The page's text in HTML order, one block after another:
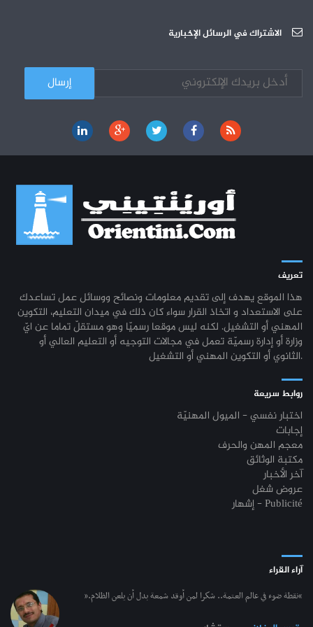
03-10 الجامعة العربية للعلوم : دورة تكوينية
الاشتراك في الرسائل الإخبارية
تعريف
هذا الموقع يهدف إلى تقديم معلومات ونصائح ووسائل عمل تساعدك
على الاستعداد و اتخاذ القرار سواء كان ذلك في ميدان التعليم، التكوين
المهني أو التشغيل. لكنه ليس موقعا رسميّا وهو مستقلّ تماما عن ايّ
وزارة أو إدارة رسميّة تعمل في مجالات التوجيه أو التعليم العالي أو
الثانوي أو التكوين المهني أو التشغيل.
روابط سريعة
اختبار نفسي - الميول المهنيّة
إجابات
معجم المهن والحرف
مكتبة الوثائق
آخر الأخبار
عروض شغل
إشهار - Publicité
آراء القراء
“نقطة ضوء في عالم العتمة.. شكرا لمن أوقد شمعة بدل أن يلعن الظلام.”